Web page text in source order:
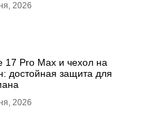
2026
17 Pro Max и чехол на
достойная защита для
2026